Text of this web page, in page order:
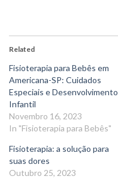
Related
Fisioterapia para Bebês em
Americana-SP: Cuidados
Especiais e Desenvolvimento
Infantil
Novembro 16, 2023
In "Fisioterapia para Bebês"
Fisioterapia: a solução para
suas dores
Outubro 25, 2023